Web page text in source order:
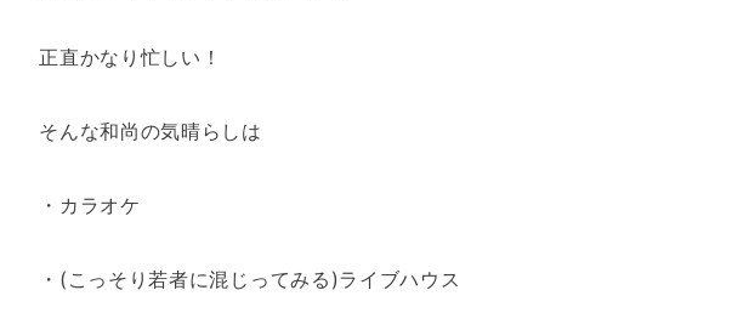
正直かなり忙しい！
そんな和尚の気晴らしは
・カラオケ
・(こっそり若者に混じってみる)ライブハウス